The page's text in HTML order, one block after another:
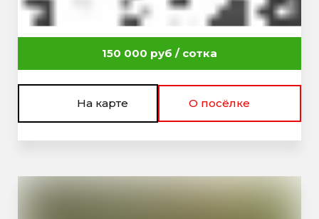
150 000 руб / сотка
На карте О посёлке